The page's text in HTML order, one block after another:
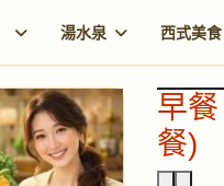
湯水泉 西式美食
早
餐)